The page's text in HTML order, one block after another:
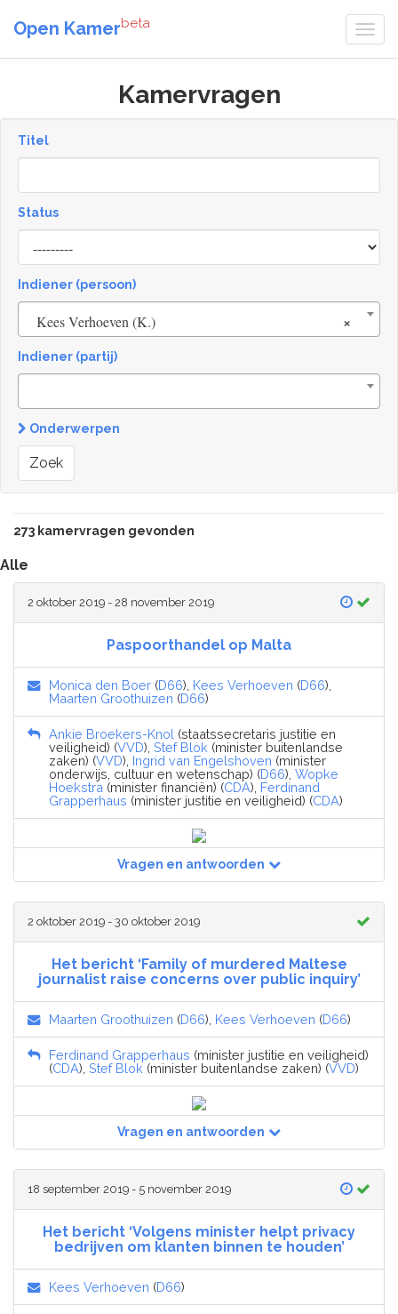
Open Kamerbeta
Kamervragen
Titel
Status
[invalid
name]
Indiener (persoon)
×
Kees Verhoeven (K.)
Indiener (partij)
Onderwerpen
Zoek
273 kamervragen gevonden
Alle
2 oktober 2019 - 28 november 2019
Paspoorthandel op Malta
Monica den Boer (D66), Kees Verhoeven (D66),
Maarten Groothuizen (D66)
Ankie Broekers-Knol (staatssecretaris justitie en
veiligheid) (VVD), Stef Blok (minister buitenlandse
zaken) (VVD), Ingrid van Engelshoven (minister
onderwijs, cultuur en wetenschap) (D66), Wopke
Hoekstra (minister financiën) (CDA), Ferdinand
Grapperhaus (minister justitie en veiligheid) (CDA)
Vragen en antwoorden
2 oktober 2019 - 30 oktober 2019
Het bericht ‘Family of murdered Maltese
journalist raise concerns over public inquiry’
Maarten Groothuizen (D66), Kees Verhoeven (D66)
Ferdinand Grapperhaus (minister justitie en veiligheid)
(CDA), Stef Blok (minister buitenlandse zaken) (VVD)
Vragen en antwoorden
18 september 2019 - 5 november 2019
Het bericht ‘Volgens minister helpt privacy
bedrijven om klanten binnen te houden’
Kees Verhoeven (D66)